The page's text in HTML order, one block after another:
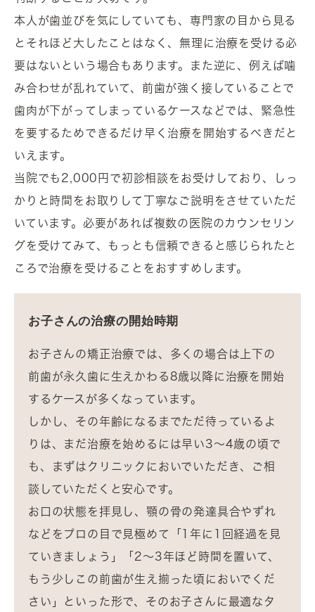
本人が歯並びを気にしていても、専門家の目から見る
とそれほど大したことはなく、無理に治療を受ける必
要はないという場合もあります。また逆に、例えば噛
み合わせが乱れていて、前歯が強く接していることで
歯肉が下がってしまっているケースなどでは、緊急性
を要するためできるだけ早く治療を開始するべきだと
いえます。
当院でも2,000円で初診相談をお受けしており、しっ
かりと時間をお取りして丁寧なご説明をさせていただ
いています。必要があれば複数の医院のカウンセリン
グを受けてみて、もっとも信頼できると感じられたと
ころで治療を受けることをおすすめします。
お子さんの治療の開始時期
お子さんの矯正治療では、多くの場合は上下の
前歯が永久歯に生えかわる8歳以降に治療を開始
するケースが多くなっています。
しかし、その年齢になるまでただ待っているよ
りは、まだ治療を始めるには早い3～4歳の頃で
も、まずはクリニックにおいでいただき、ご相
談していただくと安心です。
お口の状態を拝見し、顎の骨の発達具合やずれ
などをプロの目で見極めて「1年に1回経過を見
ていきましょう」「2～3年ほど時間を置いて、
もう少しこの前歯が生え揃った頃においでくだ
さい」といった形で、そのお子さんに最適なタ